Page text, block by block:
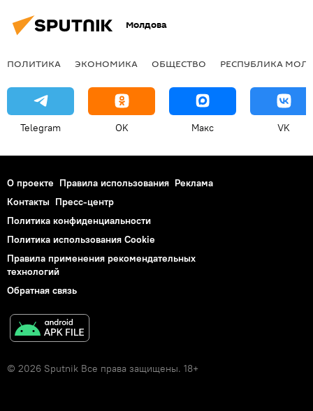
Молдова
ПОЛИТИКА ЭКОНОМИКА ОБЩЕСТВО РЕСПУБЛИКА
Telegram OK Макс VK
О проекте Правила использования Реклама
Контакты Пресс-центр
Политика конфиденциальности
Политика использования Cookie
Правила применения рекомендательных
технологий
Обратная связь
© 2026 Sputnik Все права защищены. 18+